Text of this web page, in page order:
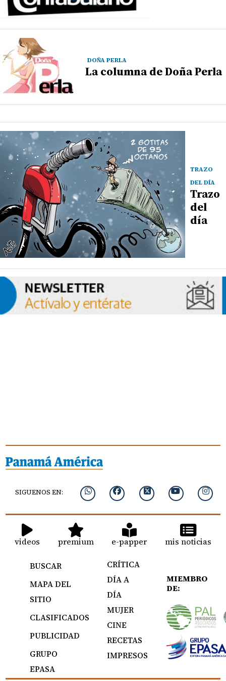
DOÑA PERLA
La columna de Doña Perla
TRAZO
DEL DÍA
Trazo
del
día
SIGUENOS EN:
videos premium e-papper mis noticias
BUSCAR
MAPA DEL
SITIO
CLASIFICADOS
PUBLICIDAD
GRUPO
EPASA
CRÍTICA
DÍA A
DÍA
MUJER
CINE
RECETAS
IMPRESOS
MIEMBRO
DE: